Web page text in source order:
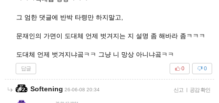
그 엄한 댓글에 반박 타령만 하지말고,
문재인의 가면이 도대체 언제 벗겨지는 지 설명 좀 해바라 좀ㅋㅋㅋ
도대체 언제 벗겨지냐곸ㅋㅋ 그냥 니 망상 아니냐곸ㅋㅋ
답글 0
0
Softening 26-06-08 20:34 신고 | 공감 확인